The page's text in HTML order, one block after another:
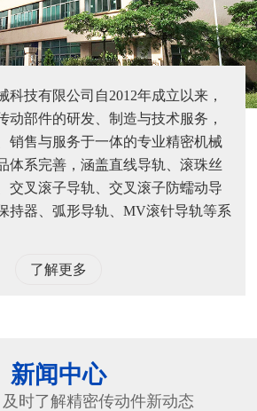
科技有限公司自2012年成立以来，
动部件的研发、制造与技术服务，
销售与服务于一体的专业精密机械
体系完善，涵盖直线导轨、滚珠丝
交叉滚子导轨、交叉滚子防蠕动导
持器、弧形导轨、MV滚针导轨等系
了解更多
新闻中心
时了解精密传动件新动态